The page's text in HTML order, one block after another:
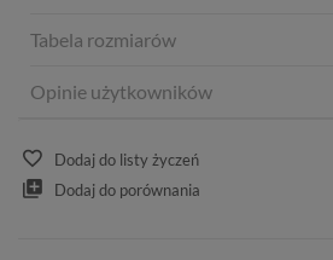
Tabela rozmiarów
Opinie użytkowników
Dodaj do listy życzeń
Dodaj do porównania